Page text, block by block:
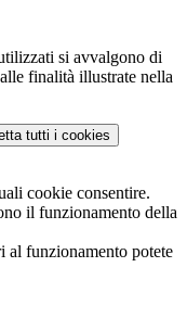
si avvalgono di
finalità illustrate nella
tutti i cookies
cookie consentire.
il funzionamento della
al funzionamento potete